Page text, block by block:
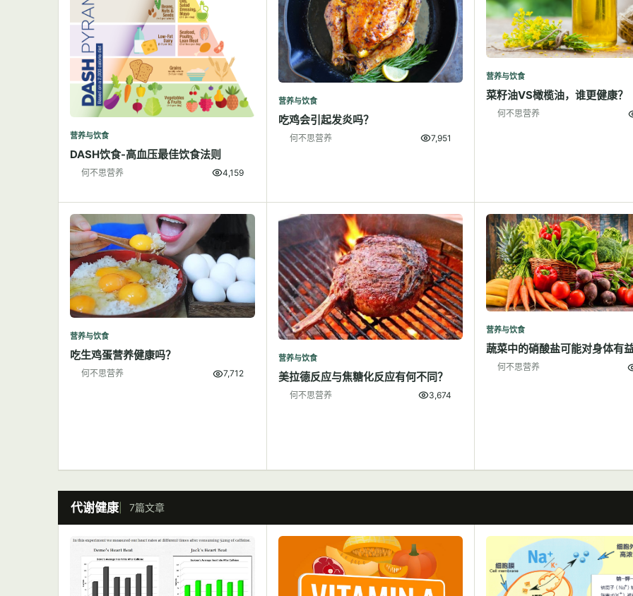
营养与饮食
DASH饮食-高血压最佳饮食法则
何不思营养 4,159
营养与饮食
吃鸡会引起发炎吗？
何不思营养 7,951
营养与饮食
菜籽油VS橄榄油，谁更健康？
何不思营养
营养与饮食
吃生鸡蛋营养健康吗？
何不思营养 7,712
营养与饮食
美拉德反应与焦糖化反应有何不同？
何不思营养 3,674
营养与饮食
蔬菜中的硝酸盐可能对身体有
何不思营养
代谢健康 7篇文章